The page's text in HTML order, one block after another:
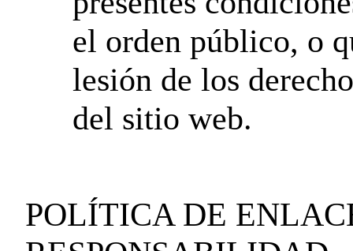
el orden público, o
lesión de los
del sitio web.
POLÍTICA DE